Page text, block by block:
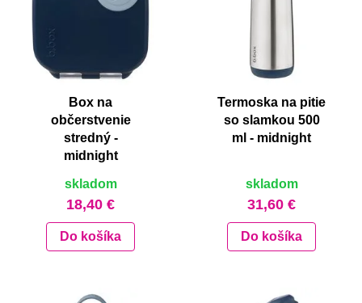
Box na
občerstvenie
stredný -
midnight
skladom
18,40 €
Do košíka
Termoska na pitie
so slamkou 500
ml - midnight
skladom
31,60 €
Do košíka